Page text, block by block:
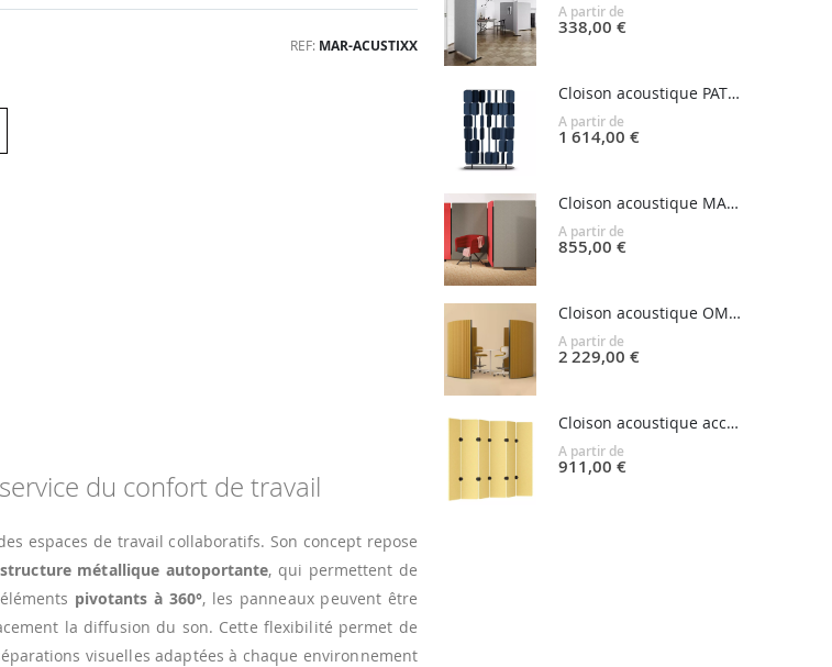
REF MAR-ACUSTIXX
du confort de travail
espaces de travail collaboratifs. Son concept repose
structure métallique autoportante, qui permettent de
pivotants à 360°, les panneaux peuvent être
la diffusion du son. Cette flexibilité permet de
visuelles adaptées à chaque environnement
A partir de
338,00 €
Cloison acoustique PATCH
A partir de
1 614,00 €
Cloison acoustique MADISON
A partir de
855,00 €
Cloison acoustique OMNIA
A partir de
2 229,00 €
Cloison acoustique accordéon PALING
A partir de
911,00 €